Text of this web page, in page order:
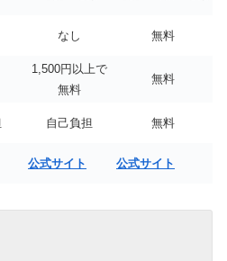
なし 無料
1,500円以上で
無料
無料
自己負担 無料
公式サイト 公式サイト